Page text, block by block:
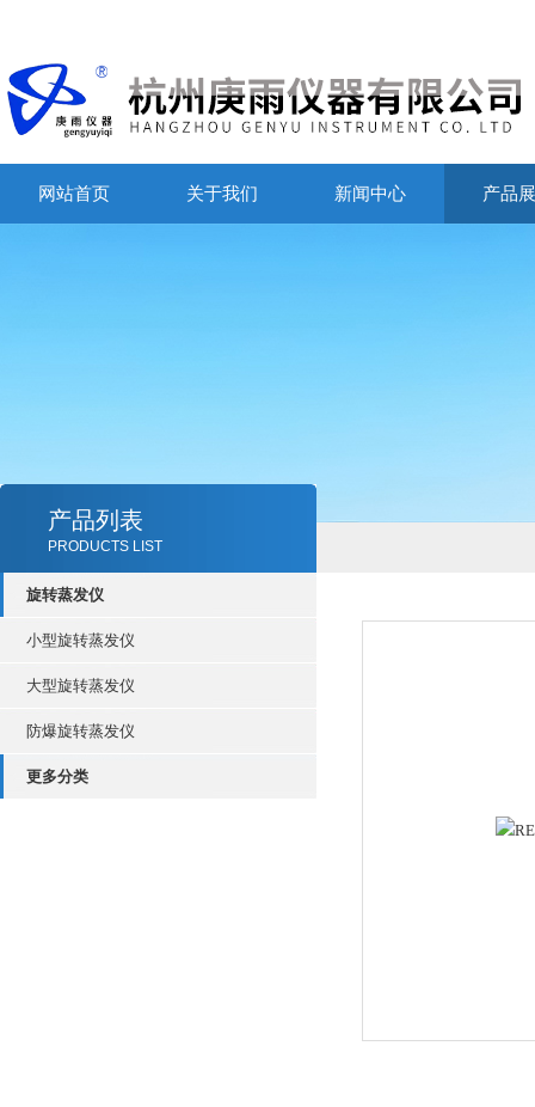
网站首页 关于我们 新闻中心 产品
产品列表
PRODUCTS LIST
旋转蒸发仪
小型旋转蒸发仪
大型旋转蒸发仪
防爆旋转蒸发仪
更多分类